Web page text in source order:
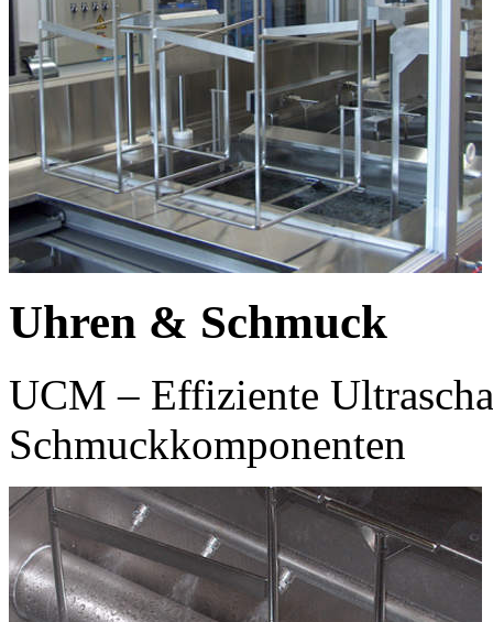
Uhren & Schmuck
UCM – Effiziente
Schmuckkomponenten